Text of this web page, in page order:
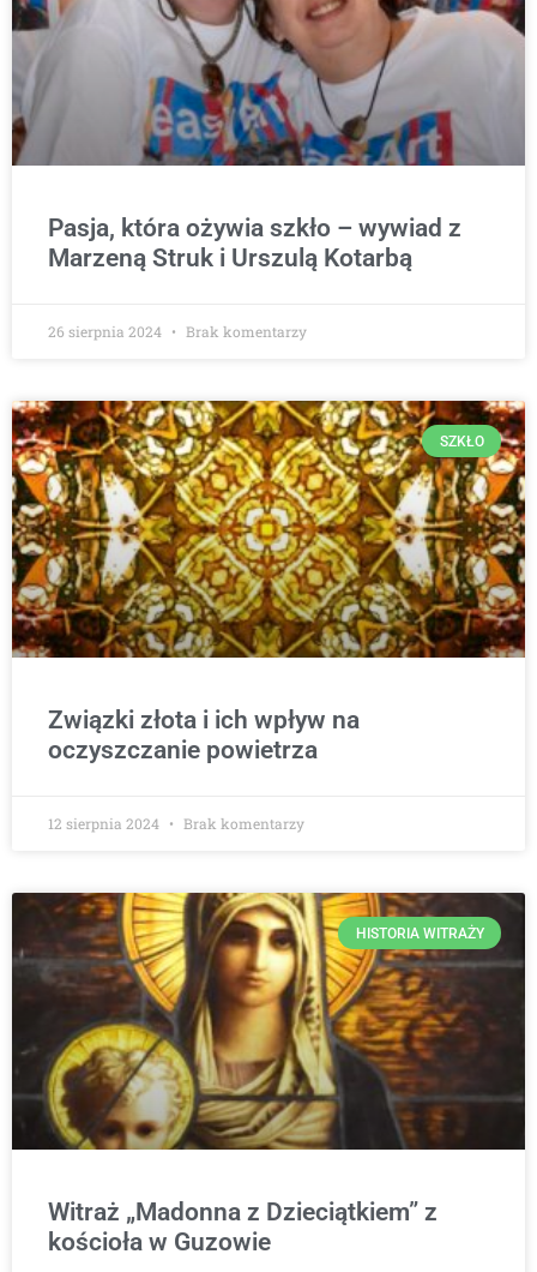
Pasja, która ożywia szkło – wywiad z
Marzeną Struk i Urszulą Kotarbą
26 sierpnia 2024 Brak komentarzy
SZKŁO
Związki złota i ich wpływ na
oczyszczanie powietrza
12 sierpnia 2024 Brak komentarzy
HISTORIA WITRAŻY
Witraż „Madonna z Dzieciątkiem” z
kościoła w Guzowie